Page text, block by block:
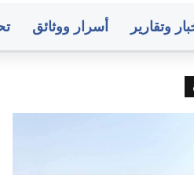
وتقارير أسرار ووثائق